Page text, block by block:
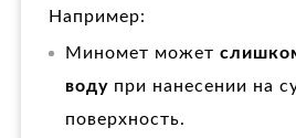
Например:
Миномет может
воду при нанесении на
поверхность.